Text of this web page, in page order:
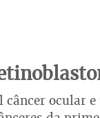
câncer ocular e